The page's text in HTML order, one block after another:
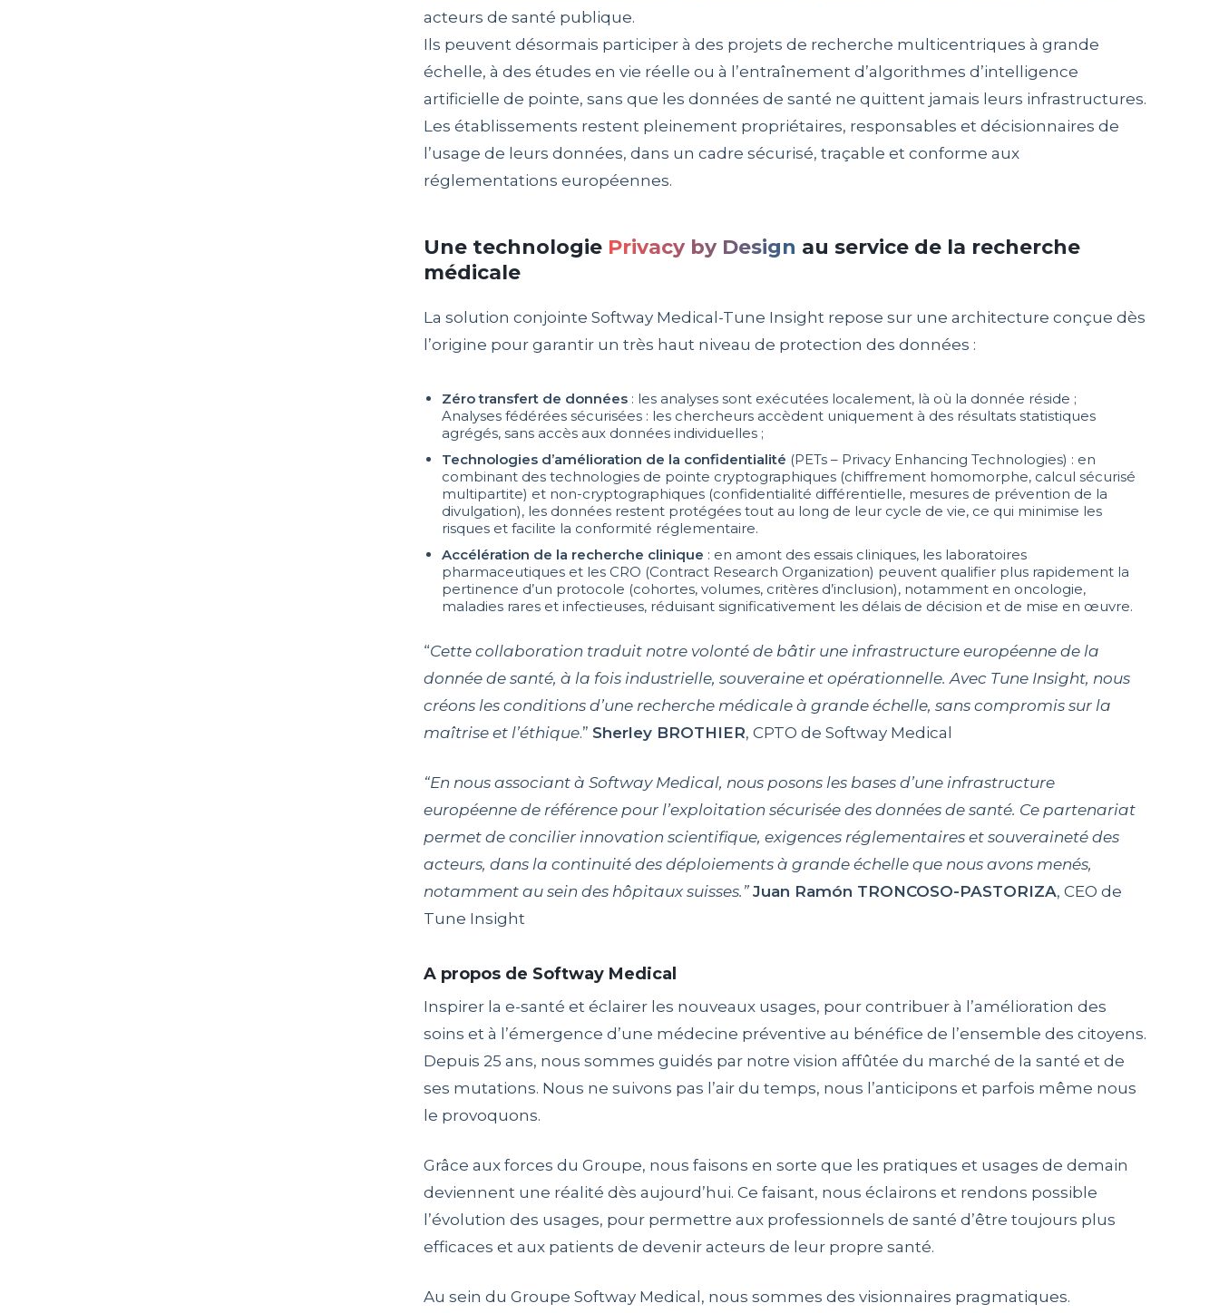
acteurs de santé publique.
Ils peuvent désormais participer à des projets de recherche multicentriques à grande
échelle, à des études en vie réelle ou à l’entraînement d’algorithmes d’intelligence
artificielle de pointe, sans que les données de santé ne quittent jamais leurs infrastructures.
Les établissements restent pleinement propriétaires, responsables et décisionnaires de
l’usage de leurs données, dans un cadre sécurisé, traçable et conforme aux
réglementations européennes.
Une technologie Privacy by Design au service de la recherche
médicale
La solution conjointe Softway Medical-Tune Insight repose sur une architecture conçue dès
l’origine pour garantir un très haut niveau de protection des données :
Zéro transfert de données: les analyses sont exécutées localement, là où la donnée réside ;
Analyses fédérées sécurisées : les chercheurs accèdent uniquement à des résultats statistiques
agrégés, sans accès aux données individuelles ;
Technologies d’amélioration de la confidentialité (PETs – Privacy Enhancing Technologies) : en
combinant des technologies de pointe cryptographiques (chiffrement homomorphe, calcul sécurisé
multipartite) et non-cryptographiques (confidentialité différentielle, mesures de prévention de la
divulgation), les données restent protégées tout au long de leur cycle de vie, ce qui minimise les
risques et facilite la conformité réglementaire.
Accélération de la recherche clinique : en amont des essais cliniques, les laboratoires
pharmaceutiques et les CRO (Contract Research Organization) peuvent qualifier plus rapidement la
pertinence d’un protocole (cohortes, volumes, critères d’inclusion), notamment en oncologie,
maladies rares et infectieuses, réduisant significativement les délais de décision et de mise en œuvre.
“Cette collaboration traduit notre volonté de bâtir une infrastructure européenne de la
donnée de santé, à la fois industrielle, souveraine et opérationnelle. Avec Tune Insight, nous
créons les conditions d’une recherche médicale à grande échelle, sans compromis sur la
maîtrise et l’éthique.” Sherley BROTHIER, CPTO de Softway Medical
“En nous associant à Softway Medical, nous posons les bases d’une infrastructure
européenne de référence pour l’exploitation sécurisée des données de santé. Ce partenariat
permet de concilier innovation scientifique, exigences réglementaires et souveraineté des
acteurs, dans la continuité des déploiements à grande échelle que nous avons menés,
notamment au sein des hôpitaux suisses.” Juan Ramón TRONCOSO-PASTORIZA, CEO de
Tune Insight
A propos de Softway Medical
Inspirer la e-santé et éclairer les nouveaux usages, pour contribuer à l’amélioration des
soins et à l’émergence d’une médecine préventive au bénéfice de l’ensemble des citoyens.
Depuis 25 ans, nous sommes guidés par notre vision affûtée du marché de la santé et de
ses mutations. Nous ne suivons pas l’air du temps, nous l’anticipons et parfois même nous
le provoquons.
Grâce aux forces du Groupe, nous faisons en sorte que les pratiques et usages de demain
deviennent une réalité dès aujourd’hui. Ce faisant, nous éclairons et rendons possible
l’évolution des usages, pour permettre aux professionnels de santé d’être toujours plus
efficaces et aux patients de devenir acteurs de leur propre santé.
Au sein du Groupe Softway Medical, nous sommes des visionnaires pragmatiques.